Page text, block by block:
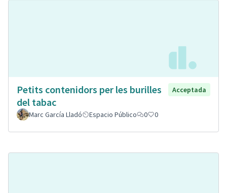
Petits contenidors per les burilles
del tabac
Acceptada
Marc García Lladó Espacio Público 0 0